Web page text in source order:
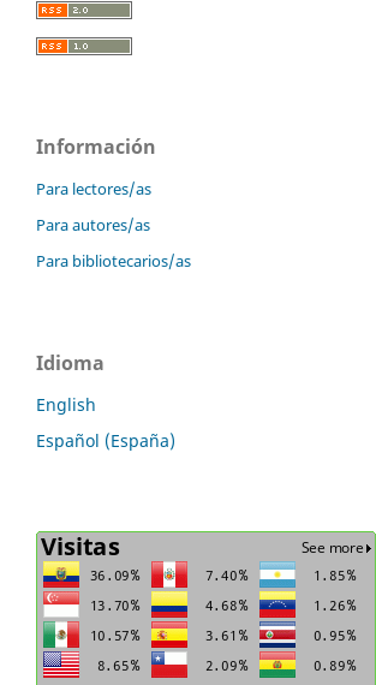
Información
Para lectores/as
Para autores/as
Para bibliotecarios/as
Idioma
English
Español (España)